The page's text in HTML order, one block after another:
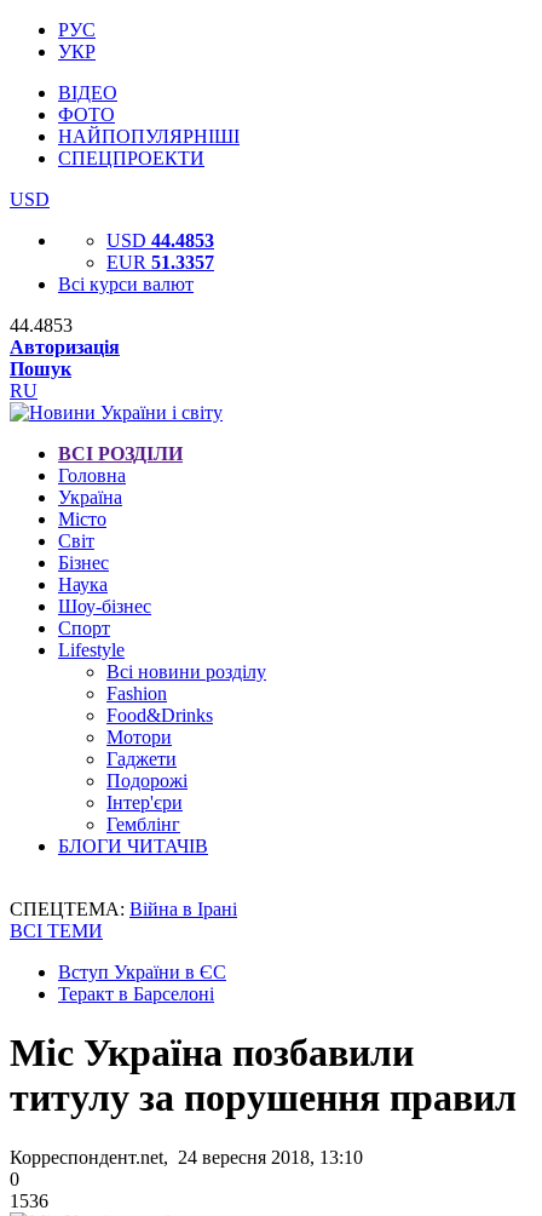
РУС
УКР
ВІДЕО
ФОТО
НАЙПОПУЛЯРНІШІ
СПЕЦПРОЕКТИ
USD
USD 44.4853
EUR 51.3357
Всі курси валют
44.4853
Авторизація
Пошук
RU
ВСІ РОЗДІЛИ
Головна
Україна
Місто
Світ
Бізнес
Наука
Шоу-бізнес
Спорт
Lifestyle
Всі новини розділу
Fashion
Food&Drinks
Мотори
Гаджети
Подорожі
Інтер'єри
Гемблінг
БЛОГИ ЧИТАЧІВ
СПЕЦТЕМА: Війна в Ірані
ВСІ ТЕМИ
Вступ України в ЄС
Теракт в Барселоні
Міс Україна позбавили
титулу за порушення правил
Корреспондент.net, 24 вересня 2018, 13:10
0
1536